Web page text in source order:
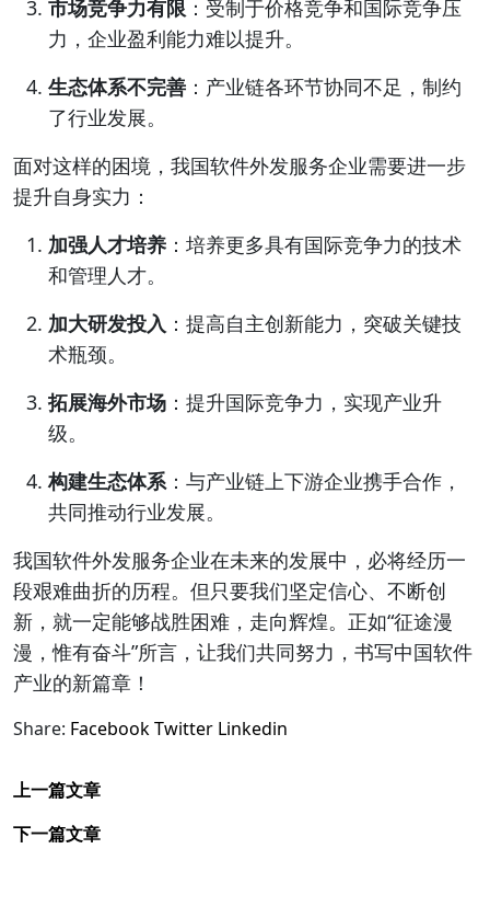
市场竞争力有限 ：受制于价格竞争和国际竞争压
力，企业盈利能力难以提升。
生态体系不完善 ：产业链各环节协同不足，制约
了行业发展。
面对这样的困境，我国软件外发服务企业需要进一步
提升自身实力：
加强人才培养 ：培养更多具有国际竞争力的技术
和管理人才。
加大研发投入 ：提高自主创新能力，突破关键技
术瓶颈。
拓展海外市场 ：提升国际竞争力，实现产业升
级。
构建生态体系：与产业链上下游企业携手合作，
共同推动行业发展。
我国软件外发服务企业在未来的发展中，必将经历一
段艰难曲折的历程。但只要我们坚定信心、不断创
新，就一定能够战胜困难，走向辉煌。正如“征途漫
漫，惟有奋斗”所言，让我们共同努力，书写中国软件
产业的新篇章！
Share: FacebookTwitter Linkedin
上一篇文章
下一篇文章